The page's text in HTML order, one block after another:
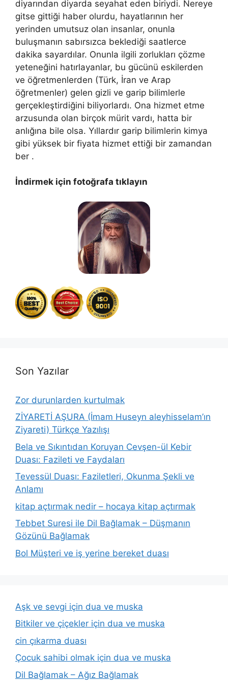
diyarından diyarda seyahat eden biriydi. Nereye
gitse gittiği haber olurdu, hayatlarının her
yerinden umutsuz olan insanlar, onunla
buluşmanın sabırsızca beklediği saatlerce
dakika sayardılar. Onunla ilgili zorlukları çözme
yeteneğini hatırlayanlar, bu gücünü eskilerden
ve öğretmenlerden (Türk, İran ve Arap
öğretmenler) gelen gizli ve garip bilimlerle
gerçekleştirdiğini biliyorlardı. Ona hizmet etme
arzusunda olan birçok mürit vardı, hatta bir
anlığına bile olsa. Yıllardır garip bilimlerin kimya
gibi yüksek bir fiyata hizmet ettiği bir zamandan
ber .
İndirmek için fotoğrafa tıklayın
Son Yazılar
Zor durunlarden kurtulmak
ZİYARETİ AŞURA (İmam Huseyn aleyhisselam’ın
Ziyareti) Türkçe Yazılışı
Bela ve Sıkıntıdan Koruyan Cevşen-ül Kebir
Duası: Fazileti ve Faydaları
Tevessül Duası: Faziletleri, Okunma Şekli ve
Anlamı
kitap açtırmak nedir – hocaya kitap açtırmak
Tebbet Suresi ile Dil Bağlamak – Düşmanın
Gözünü Bağlamak
Bol Müşteri ve iş yerine bereket duası
Aşk ve sevgi için dua ve muska
Bitkiler ve çiçekler için dua ve muska
cin çıkarma duası
Çocuk sahibi olmak için dua ve muska
Dil Bağlamak – Ağız Bağlamak